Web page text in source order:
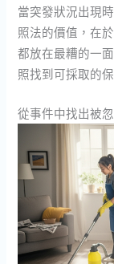
當突發狀況出現
照法的價值，在
都放在最糟的一
照找到可採取的
從事件中找出被